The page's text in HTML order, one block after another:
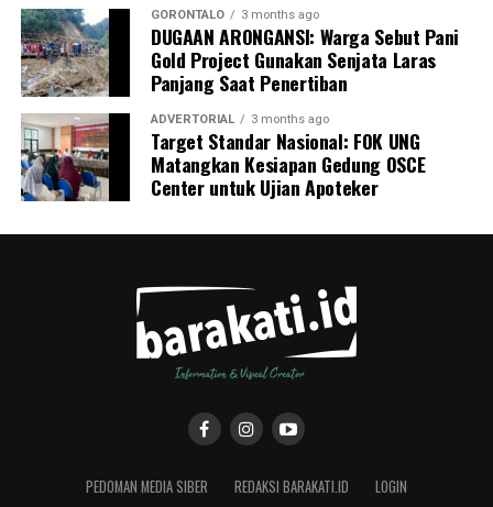
GORONTALO 3 months ago
DUGAAN ARONGANSI: Warga Sebut Pani
Gold Project Gunakan Senjata Laras
Panjang Saat Penertiban
ADVERTORIAL 3 months ago
Target Standar Nasional: FOK UNG
Matangkan Kesiapan Gedung OSCE
Center untuk Ujian Apoteker
PEDOMAN MEDIA SIBER REDAKSI BARAKATI.ID LOGIN